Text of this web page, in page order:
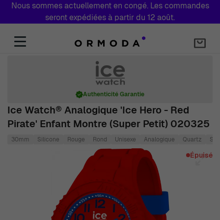
Nous sommes actuellement en congé. Les commandes
seront expédiées à partir du 12 août.
Ice Watch® Analogique 'Ice Hero - Red
Pirate' Enfant Montre (Super Petit) 020325
Authenticité Garantie
30mm Silicone Rouge Rond Unisexe Analogique Quartz
Épuisé
Click to view image in fullscreen